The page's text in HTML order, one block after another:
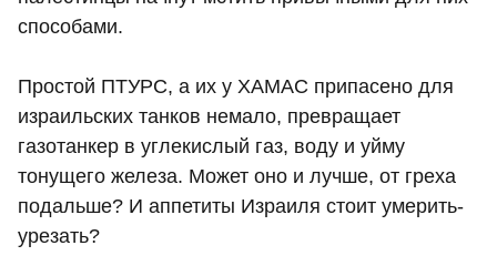
способами.
Простой ПТУРС, а их у ХАМАС припасено для
израильских танков немало, превращает
газотанкер в углекислый газ, воду и уйму
тонущего железа. Может оно и лучше, от греха
подальше? И аппетиты Израиля стоит умерить-
урезать?